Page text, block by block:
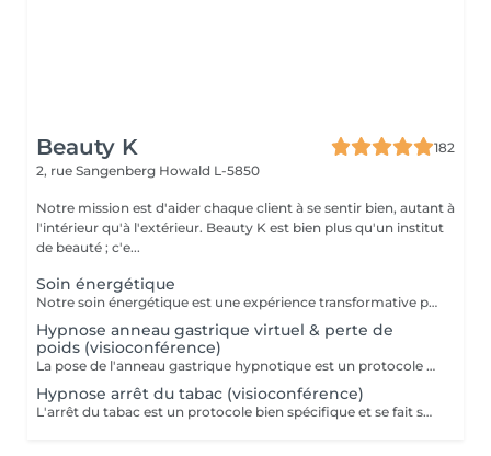
Beauty K
182
2, rue Sangenberg Howald L-5850
Notre mission est d'aider chaque client à se sentir bien, autant à
l'intérieur qu'à l'extérieur. Beauty K est bien plus qu'un institut
de beauté ; c'e...
Soin énergétique
Notre soin énergétique est une expérience transformative pour libérer blocages et tensions, tout en cultivant une paix intérieure profonde. Ce traitement unique agit sur les énergies environnantes et utilise des techniques éprouvées pour harmoniser l'énergie vitale de votre corps. Avec une approche holistique, nous ciblons les déséquilibres énergétiques qui influent sur votre santé physique et émotionnelle. Basée sur l'interaction avec les champs énergétiques, cette méthode restaure l'équilibre entre corps, esprit et âme. Ce soin, apaisant et régénérant, stimule vos capacités naturelles d'auto-guérison, renforçant vitalité et clarté mentale. Idéal pour se sentir revitalisé, allégé du quotidien, et en harmonie avec soi-même.
Hypnose anneau gastrique virtuel & perte de
poids (visioconférence)
La pose de l'anneau gastrique hypnotique est un protocole bien spécifique et se fait sur 4 séances. Une séance de suivi est également comprise dans le forfait. L'anneau gastrique hypnotique sera bénéfique pour quiconque a un surpoids de 10kg ou plus. La solution hypnotique vous permet de perdre vos kilos en trop sans passer par la case chirurgie chère et dangereuse. Grâce à l'anneau gastrique hypnotique, vous créez un rapport différent avec la nourriture afin de changer vos habitudes alimentaires durablement. Plus d'informations sur : http://jgchypnose.com
Hypnose arrêt du tabac (visioconférence)
L'arrêt du tabac est un protocole bien spécifique et se fait sur 4 séances. Une séance de suivi est également comprise dans le forfait. Motivé à vous libérer du tabac ? Agissez, reprenez votre vie en main et libérez-vous de ces comportements automatiques. Grâce aux suggestions mentales, l'hypnose offre des résultats spectaculaires.